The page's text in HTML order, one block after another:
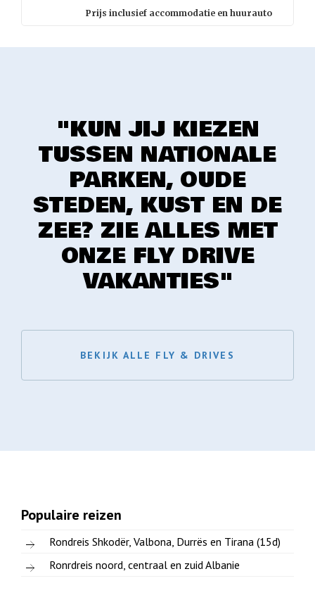
Prijs inclusief accommodatie en huurauto
"KUN JIJ KIEZEN
TUSSEN NATIONALE
PARKEN, OUDE
STEDEN, KUST EN DE
ZEE? ZIE ALLES MET
ONZE FLY DRIVE
VAKANTIES"
BEKIJK ALLE FLY & DRIVES
Populaire reizen
Rondreis Shkodër, Valbona, Durrës en Tirana (15d)
Ronrdreis noord, centraal en zuid Albanie